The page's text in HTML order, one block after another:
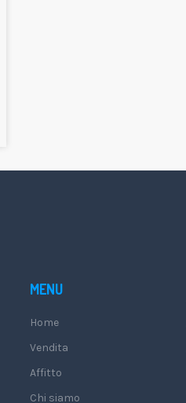
MENU
Home
Vendita
Affitto
Chi siamo